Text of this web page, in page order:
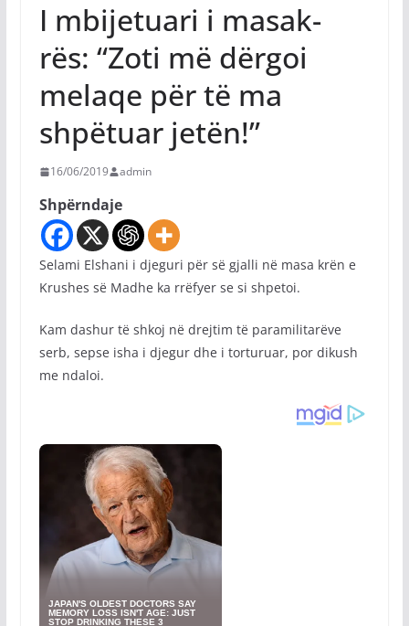
I mbijetuari i masak-
rës: “Zoti më dërgoi
melaqe për të ma
shpëtuar jetën!”
16/06/2019 admin
Shpërndaje
Selami Elshani i djeguri për së gjalli në masa krën e
Krushes së Madhe ka rrëfyer se si shpetoi.
Kam dashur të shkoj në drejtim të paramilitarëve
serb, sepse isha i djegur dhe i torturuar, por dikush
me ndaloi.